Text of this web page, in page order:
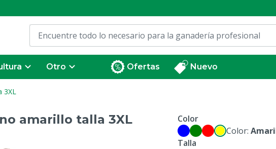
Otro Ofertas Nuevo
3XL
amarillo talla 3XL
Color
Color:
Talla